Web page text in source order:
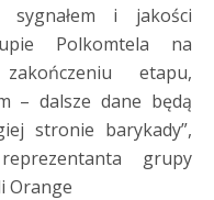
sygnałem i jakości
Polkomtela na
etapu,
– dalsze dane będą
stronie barykady”,
grupy
Orange